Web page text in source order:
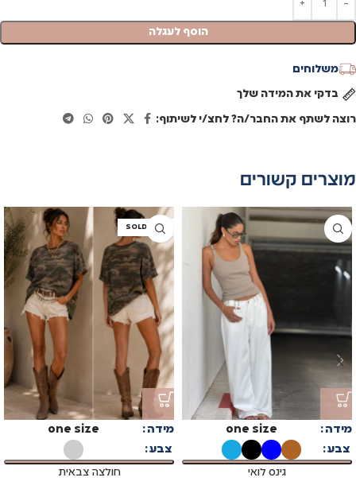
הוסף לעגלה
משלוחים
בדקי את המידה שלך
רוצה לשתף את החבר/ה? לחצ/י לשיתוף:
מוצרים קשורים
מידה
one size
צבע
גינס לואי
SOLD OUT
מידה
one size
צבע
חולצה צבאית